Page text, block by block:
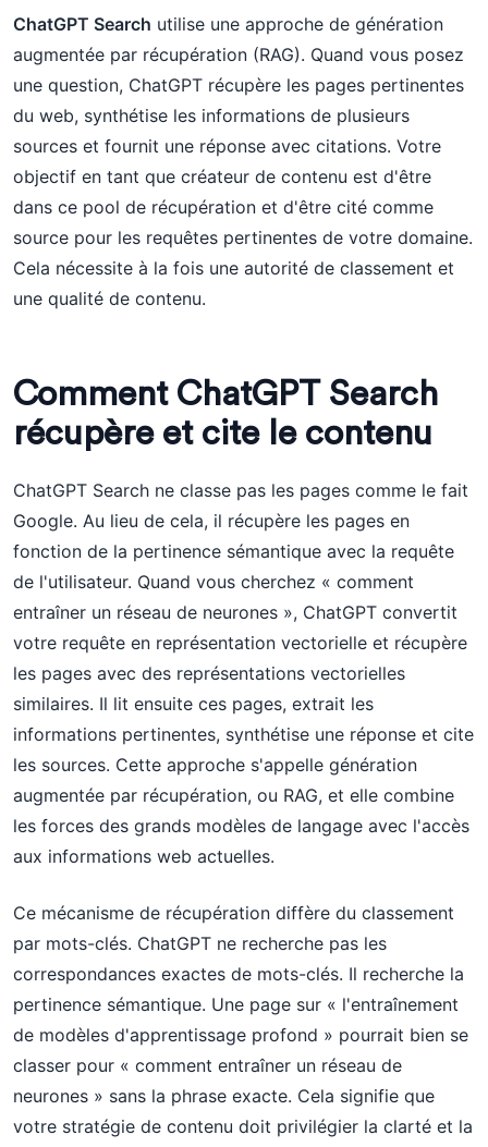
ChatGPT Search utilise une approche de génération
augmentée par récupération (RAG). Quand vous posez
une question, ChatGPT récupère les pages pertinentes
du web, synthétise les informations de plusieurs
sources et fournit une réponse avec citations. Votre
objectif en tant que créateur de contenu est d'être
dans ce pool de récupération et d'être cité comme
source pour les requêtes pertinentes de votre domaine.
Cela nécessite à la fois une autorité de classement et
une qualité de contenu.
Comment ChatGPT Search
récupère et cite le contenu
ChatGPT Search ne classe pas les pages comme le fait
Google. Au lieu de cela, il récupère les pages en
fonction de la pertinence sémantique avec la requête
de l'utilisateur. Quand vous cherchez « comment
entraîner un réseau de neurones », ChatGPT convertit
votre requête en représentation vectorielle et récupère
les pages avec des représentations vectorielles
similaires. Il lit ensuite ces pages, extrait les
informations pertinentes, synthétise une réponse et cite
les sources. Cette approche s'appelle génération
augmentée par récupération, ou RAG, et elle combine
les forces des grands modèles de langage avec l'accès
aux informations web actuelles.
Ce mécanisme de récupération diffère du classement
par mots-clés. ChatGPT ne recherche pas les
correspondances exactes de mots-clés. Il recherche la
pertinence sémantique. Une page sur « l'entraînement
de modèles d'apprentissage profond » pourrait bien se
classer pour « comment entraîner un réseau de
neurones » sans la phrase exacte. Cela signifie que
votre stratégie de contenu doit privilégier la clarté et la